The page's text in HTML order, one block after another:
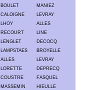
BOULET
MANIEZ
CALOIGNE
LEVRAY
LHOY
ALLES
RECOURT
LINE
LENGLET
DECOCQ
LAMPSTAES
BROYELLE
ALLES
LEVRAY
LORETTE
DEPRECQ
COUSTRE
FASQUEL
MASSEMIN
HIEULLE